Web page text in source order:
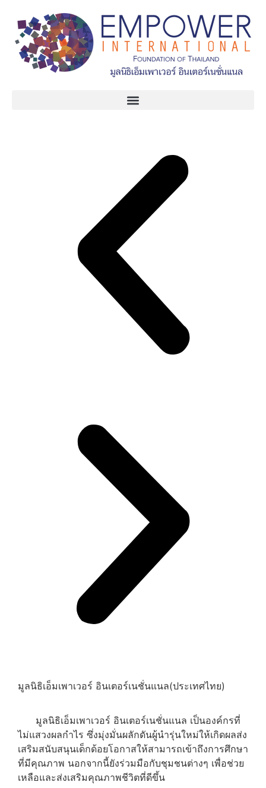
มูลนิธิเอ็มเพาเวอร์ อินเตอร์เนชั่นแนล(ประเทศไทย)
มูลนิธิเอ็มเพาเวอร์ อินเตอร์เนชั่นแนล เป็นองค์กรที่
ไม่แสวงผลกำไร ซึ่งมุ่งมั่นผลักดันผู้นำรุ่นใหม่ให้เกิดผลส่ง
เสริมสนับสนุนเด็กด้อยโอกาสให้สามารถเข้าถึงการศึกษา
ที่มีคุณภาพ นอกจากนี้ยังร่วมมือกับชุมชนต่างๆ เพื่อช่วย
เหลือและส่งเสริมคุณภาพชีวิตที่ดีขึ้น